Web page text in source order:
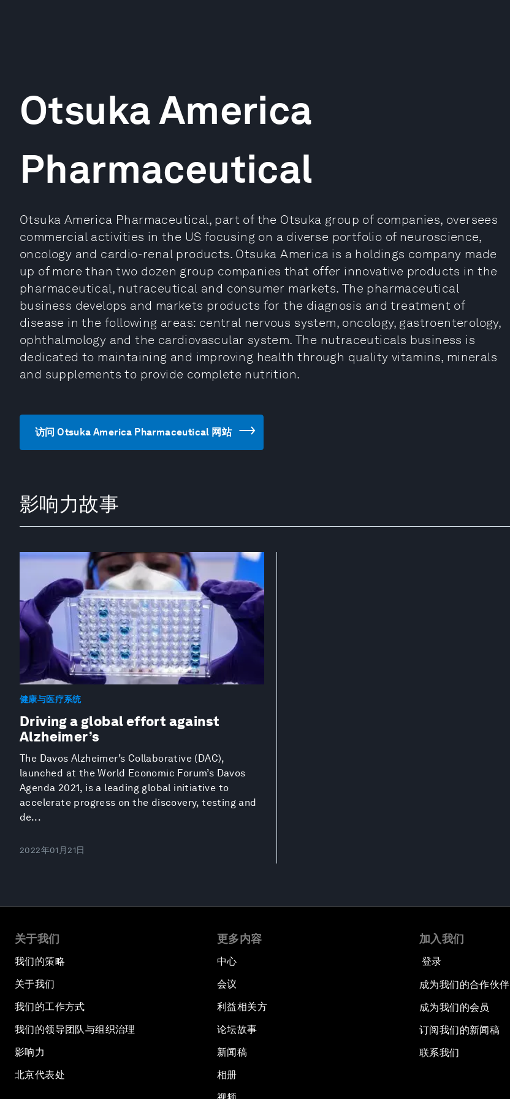
Otsuka America
Pharmaceutical
Otsuka America Pharmaceutical, part of the Otsuka group of companies, oversees
commercial activities in the US focusing on a diverse portfolio of neuroscience,
oncology and cardio-renal products. Otsuka America is a holdings company made
up of more than two dozen group companies that offer innovative products in the
pharmaceutical, nutraceutical and consumer markets. The pharmaceutical
business develops and markets products for the diagnosis and treatment of
disease in the following areas: central nervous system, oncology, gastroenterology,
ophthalmology and the cardiovascular system. The nutraceuticals business is
dedicated to maintaining and improving health through quality vitamins, minerals
and supplements to provide complete nutrition.
访问 Otsuka America Pharmaceutical 网站
影响力故事
健康与医疗系统
Driving a global effort against
Alzheimer’s
The Davos Alzheimer’s Collaborative (DAC),
launched at the World Economic Forum’s Davos
Agenda 2021, is a leading global initiative to
accelerate progress on the discovery, testing and
de...
2022年01月21日
关于我们
我们的策略
关于我们
我们的工作方式
我们的领导团队与组织治理
影响力
北京代表处
更多内容
中心
会议
利益相关方
论坛故事
新闻稿
相册
加入我们
登录
成为我们的合作伙伴
成为我们的会员
订阅我们的新闻稿
联系我们